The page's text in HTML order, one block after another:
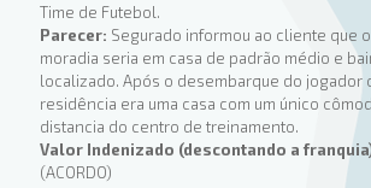
Time de Futebol.
Parecer: Segurado informou ao cliente que
moradia seria em casa de padrão médio e
localizado. Após o desembarque do jogador
residência era uma casa com um único
distancia do centro de treinamento.
Valor Indenizado (descontando a
(ACORDO)